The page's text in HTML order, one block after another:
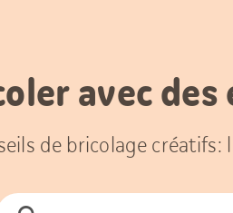
avec des
de bricolage